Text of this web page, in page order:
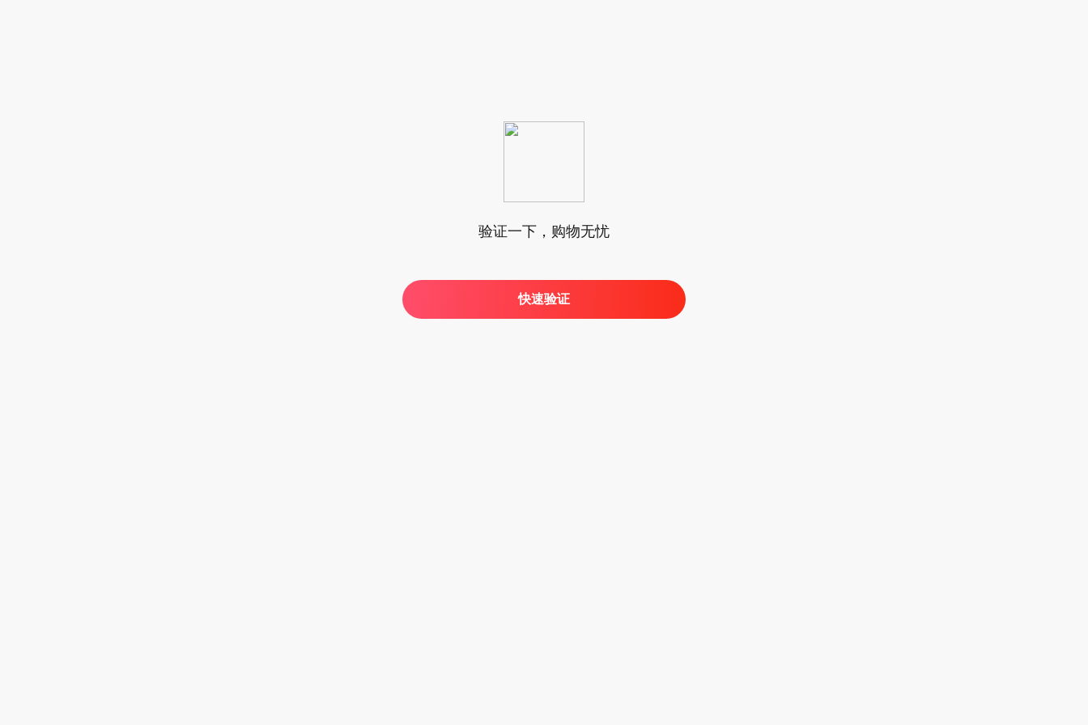
验证一下，购物无忧
快速验证